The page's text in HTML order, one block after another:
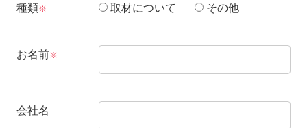
種類※
取材について
その他
お名前※
会社名